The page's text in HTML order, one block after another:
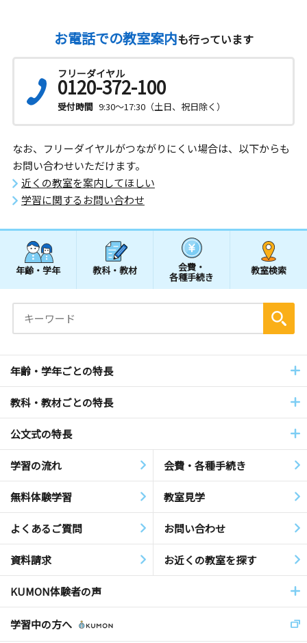
お電話での教室案内も行っています
フリーダイヤル
0120-372-100
受付時間 9:30～17:30（土日、祝日除く）
なお、フリーダイヤルがつながりにくい場合は、以下からも
お問い合わせいただけます。
近くの教室を案内してほしい
学習に関するお問い合わせ
年齢・学年 教科・教材 会費・
各種手続き
教室検索
年齢・学年ごとの特長
教科・教材ごとの特長
公文式の特長
学習の流れ 会費・各種手続き
無料体験学習 教室見学
よくあるご質問 お問い合わせ
資料請求 お近くの教室を探す
KUMON体験者の声
学習中の方へ